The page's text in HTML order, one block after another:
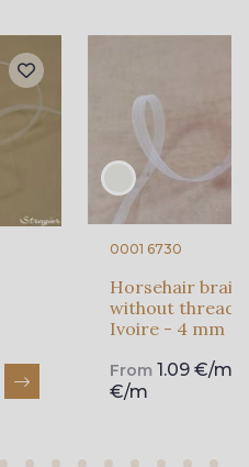
0001 6730
Horsehair
without thread
Ivoire - 4 mm
From1.09 €/m
€/m